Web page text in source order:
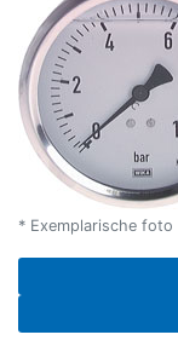
* Exemplarische foto